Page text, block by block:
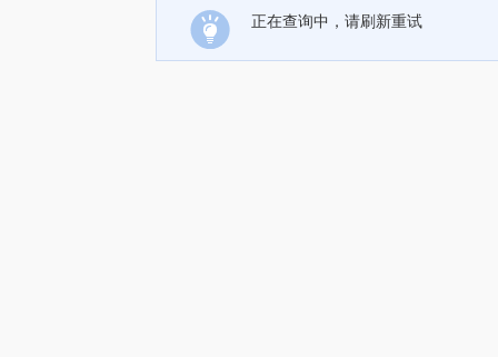
正在查询中，请刷新重试